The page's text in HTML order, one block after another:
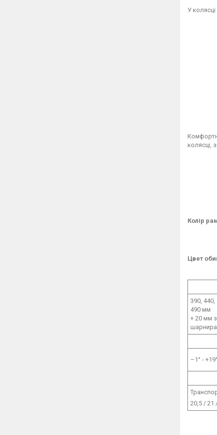
У
колясці,
Колір
Цвет
390, 440,
490 мм
+ 20 мм з
–1° - +19°
20,5 / 21